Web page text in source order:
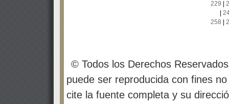
229
258
© Todos los Derechos
puede ser reproducida con fines
cite la fuente completa y su